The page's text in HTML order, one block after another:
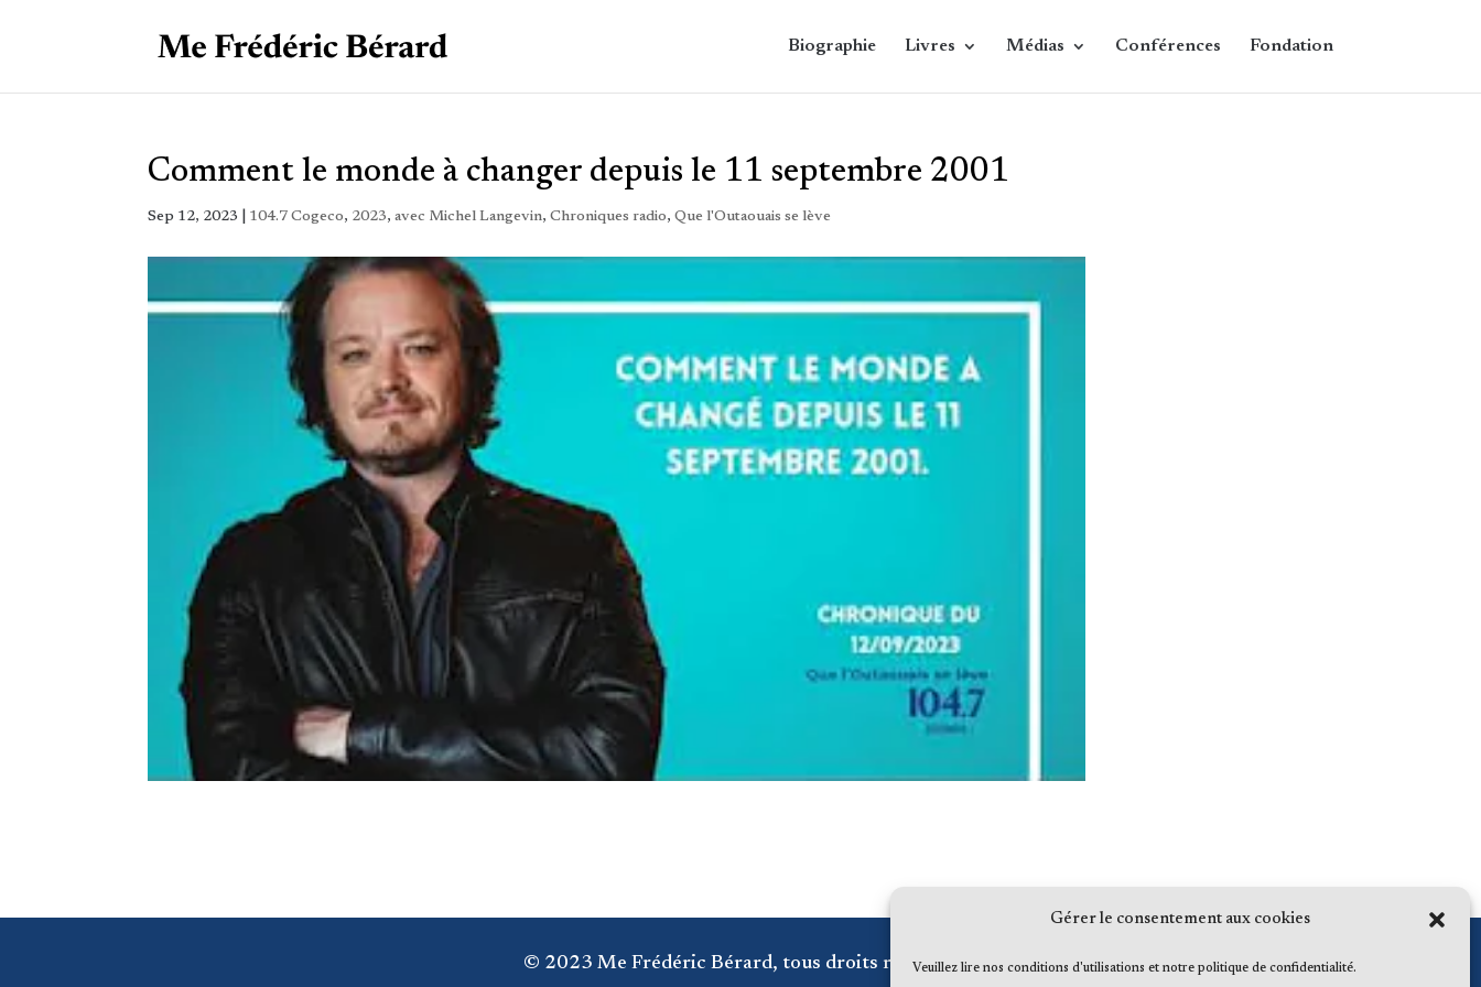
Gérer le consentement aux cookies
Veuillez lire nos conditions d'utilisations et notre politique de confidentialité.
Biographie Livres Médias Conférences Fondation
Comment le monde à changer depuis le 11 septembre 2001
Sep 12, 2023 104.7 Cogeco, 2023,avec Michel Langevin,Chroniques radio,Que l'Outaouais se lève
© 2023 Me Frédéric Bérard, tous droits réservés